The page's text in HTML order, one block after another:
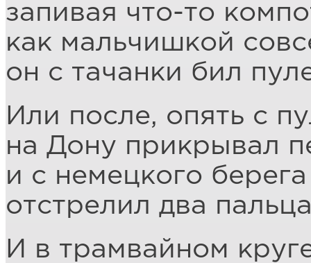
запивая что-то
как мальчишкой
он с тачанки бил
Или после, опять с
на Дону прикрывал
и с немецкого
отстрелил два
И в трамвайном